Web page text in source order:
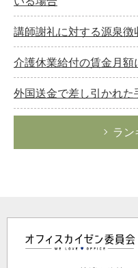
講師謝礼に対する源泉徴
介護休業給付の賃金月額
外国送金で差し引かれた
ラン